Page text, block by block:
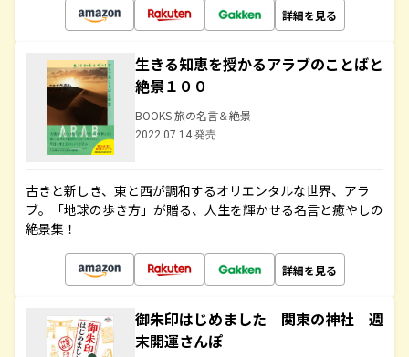
詳細を見る
生きる知恵を授かるアラブのことばと
絶景１００
BOOKS 旅の名言＆絶景
2022.07.14 発売
古きと新しき、東と西が調和するオリエンタルな世界、アラ
ブ。「地球の歩き方」が贈る、人生を輝かせる名言と癒やしの
絶景集！
詳細を見る
御朱印はじめました 関東の神社 週
末開運さんぽ